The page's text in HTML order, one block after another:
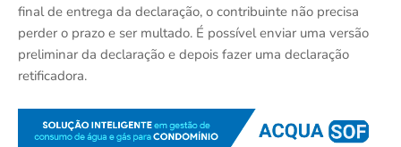
final de entrega da declaração, o contribuinte não precisa
perder o prazo e ser multado. É possível enviar uma versão
preliminar da declaração e depois fazer uma declaração
retificadora.